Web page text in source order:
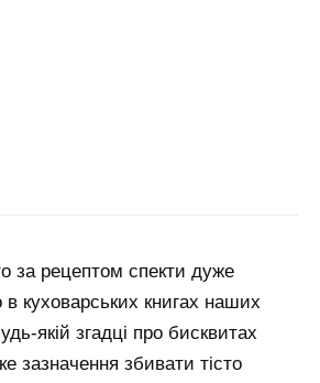
за рецептом спекти дуже
куховарських книгах наших
якій згадці про бисквитах
зазначення збивати тісто